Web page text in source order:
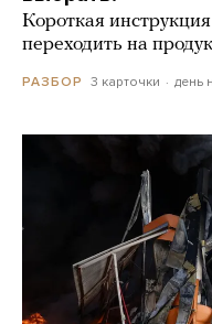
Короткая
переходить на
РАЗБОР 3 карточки день